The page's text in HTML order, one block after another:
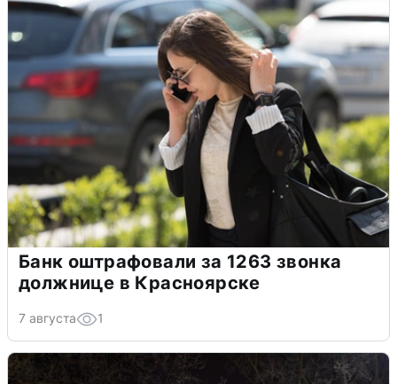
Банк оштрафовали за 1263 звонка
должнице в Красноярске
7 августа 1